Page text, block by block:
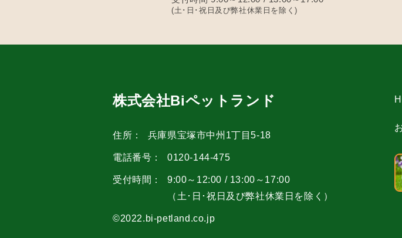
(土･日･祝日及び弊社休業日を除く)
株式会社Biペットランド
住所： 兵庫県宝塚市中州1丁目5-18
電話番号： 0120-144-475
受付時間：
9:00～12:00 / 13:00～17:00
（土･日･祝日及び弊社休業日を除く）
©2022.bi-petland.co.jp